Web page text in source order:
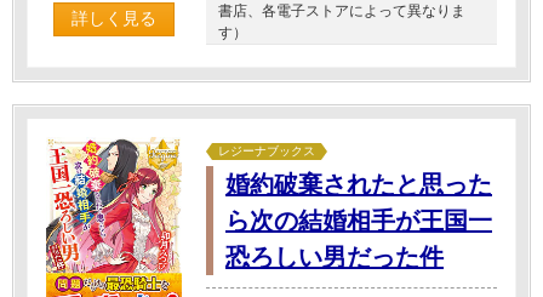
詳しく見る
書店、各電子ストアによって異なりま
す）
レジーナブックス
婚約破棄されたと思った
ら次の結婚相手が王国一
恐ろしい男だった件